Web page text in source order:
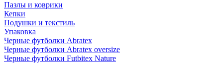
Пазлы и коврики
Кепки
Подушки и текстиль
Упаковка
Черные футболки Abratex
Черные футболки Abratex oversize
Черные футболки Futbitex Nature